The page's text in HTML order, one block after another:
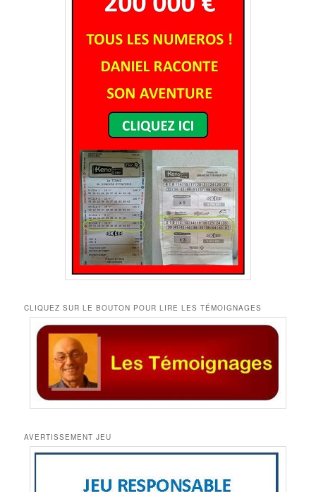
CLIQUEZ SUR LE BOUTON POUR LIRE LES TÉMOIGNAGES
AVERTISSEMENT JEU